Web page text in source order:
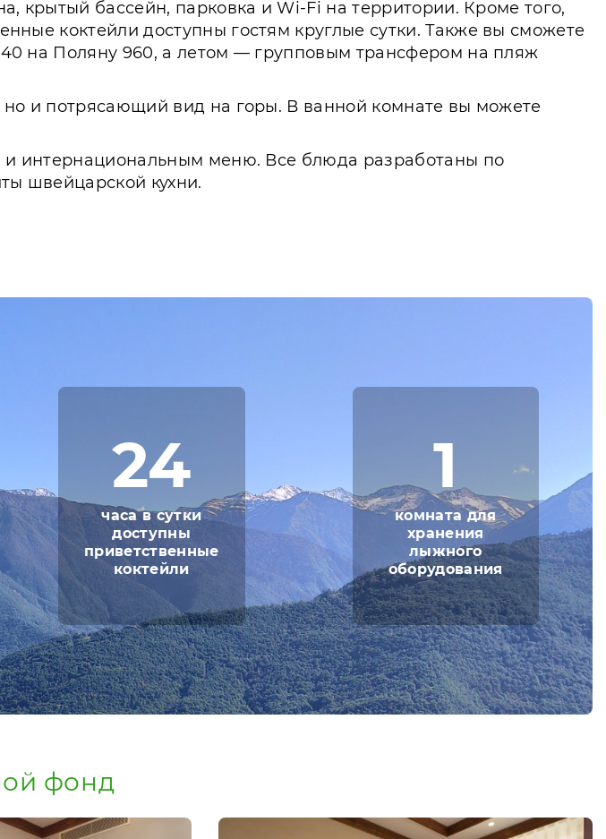
крытый бассейн, парковка и Wi-Fi на территории. Кроме того,
коктейли доступны гостям круглые сутки. Также вы сможете
на Поляну 960, а летом — групповым трансфером на пляж
и потрясающий вид на горы. В ванной комнате вы можете
и интернациональным меню. Все блюда разработаны по
швейцарской кухни.
24
часа в сутки
доступны
приветственные
коктейли
1
комната для
хранения
лыжного
оборудования
фонд